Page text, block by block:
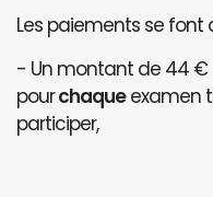
Les paiements se
- Un montant de 44
pourchaqueexamen
participer,